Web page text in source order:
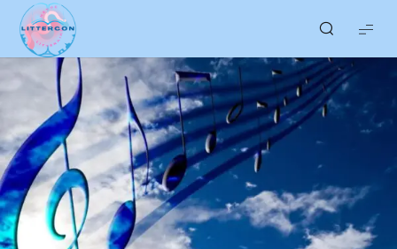
LITTERcon